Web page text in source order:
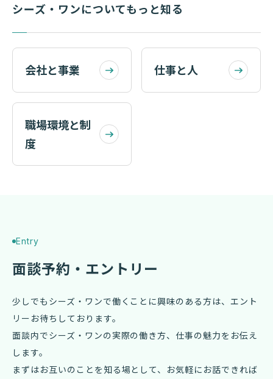
シーズ・ワンについてもっと知る
会社と事業 仕事と人
職場環境と制
度
Entry
面談予約・エントリー
少しでもシーズ・ワンで働くことに興味のある方は、エント
リーお待ちしております。
面談内でシーズ・ワンの実際の働き方、仕事の魅力をお伝え
します。
まずはお互いのことを知る場として、お気軽にお話できれば